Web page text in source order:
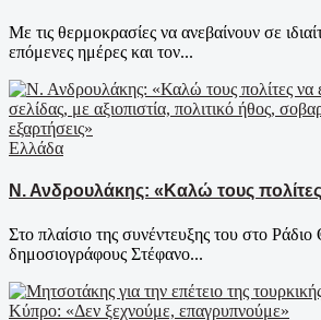
Με τις θερμοκρασίες να ανεβαίνουν σε
επόμενες ημέρες και τον...
Ελλάδα
Ν. Ανδρουλάκης: «Καλώ τους πολίτες
Στο πλαίσιο της συνέντευξης του στο
δημοσιογράφους Στέφανο...